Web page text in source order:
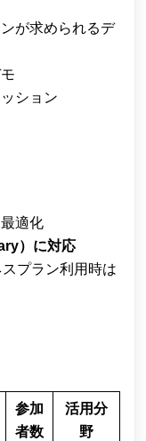
が求められるデ
ション
適化
）に対応
プラン利用時は
参加
者数
活用分
野